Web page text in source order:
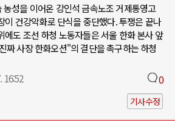
성을 이어온 강인석 금속노조 거제통영고
이 건강악화로 단식을 중단했다. 투쟁은 끝나
에도 조선 하청 노동자들은 서울 한화 본사 앞
짜 사장 한화오션"의 결단을 촉구하는 하청
16:52 0
기사수정